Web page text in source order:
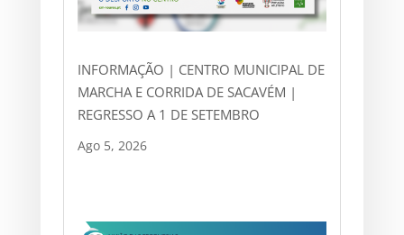
INFORMAÇÃO | CENTRO MUNICIPAL DE
MARCHA E CORRIDA DE SACAVÉM |
REGRESSO A 1 DE SETEMBRO
Ago 5, 2026